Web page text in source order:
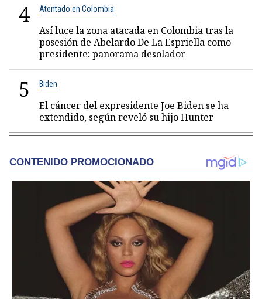
4 Atentado en Colombia
Así luce la zona atacada en Colombia tras la
posesión de Abelardo De La Espriella como
presidente: panorama desolador
5 Biden
El cáncer del expresidente Joe Biden se ha
extendido, según reveló su hijo Hunter